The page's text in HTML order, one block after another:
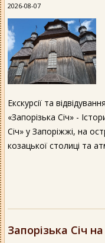
2026-08-07
Екскурсії та
«Запорізька Січ» -
Січ» у Запоріжжі, на
козацької столиці та
Запорізька Січ